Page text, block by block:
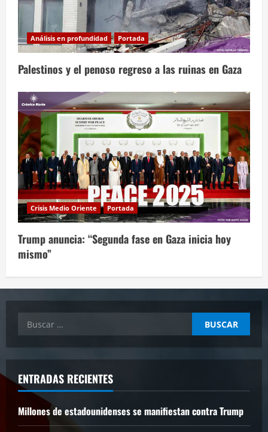
Análisis en profundidad Portada
Palestinos y el penoso regreso a las ruinas en Gaza
Crisis Medio Oriente Portada
Trump anuncia: “Segunda fase en Gaza inicia hoy
mismo”
Buscar:
ENTRADAS RECIENTES
Millones de estadounidenses se manifiestan contra Trump